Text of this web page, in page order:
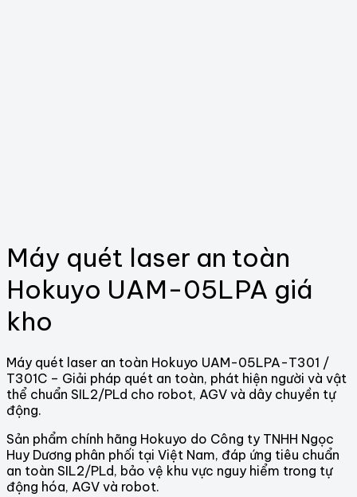
Máy quét laser an toàn
Hokuyo UAM-05LPA giá
kho
Máy quét laser an toàn Hokuyo UAM-05LPA-T301 /
T301C – Giải pháp quét an toàn, phát hiện người và vật
thể chuẩn SIL2/PLd cho robot, AGV và dây chuyền tự
động.
Sản phẩm chính hãng Hokuyo do Công ty TNHH Ngọc
Huy Dương phân phối tại Việt Nam, đáp ứng tiêu chuẩn
an toàn SIL2/PLd, bảo vệ khu vực nguy hiểm trong tự
động hóa, AGV và robot.